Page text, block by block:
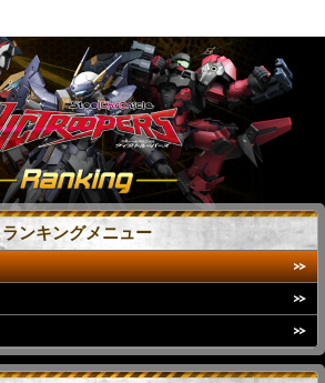
ランキングメニュー